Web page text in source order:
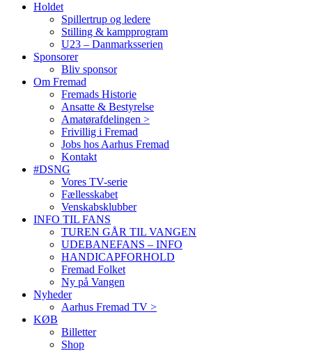
Holdet
Spillertrup og ledere
Stilling & kampprogram
U23 – Danmarksserien
Sponsorer
Bliv sponsor
Om Fremad
Fremads Historie
Ansatte & Bestyrelse
Amatørafdelingen >
Frivillig i Fremad
Jobs hos Aarhus Fremad
Kontakt
#DSNG
Vores TV-serie
Fællesskabet
Venskabsklubber
INFO TIL FANS
TUREN GÅR TIL VANGEN
UDEBANEFANS – INFO
HANDICAPFORHOLD
Fremad Folket
Ny på Vangen
Nyheder
Aarhus Fremad TV >
KØB
Billetter
Shop